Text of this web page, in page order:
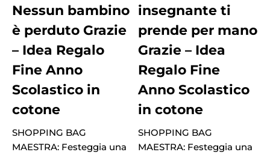
Nessun bambino
è perduto Grazie
– Idea Regalo
Fine Anno
Scolastico in
cotone
SHOPPING BAG
MAESTRA: Festeggia una
insegnante ti
prende per mano
Grazie – Idea
Regalo Fine
Anno Scolastico
in cotone
SHOPPING BAG
MAESTRA: Festeggia una